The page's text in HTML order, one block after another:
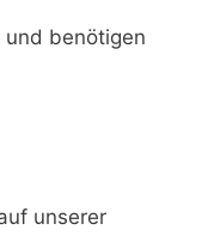
und benötigen
unserer